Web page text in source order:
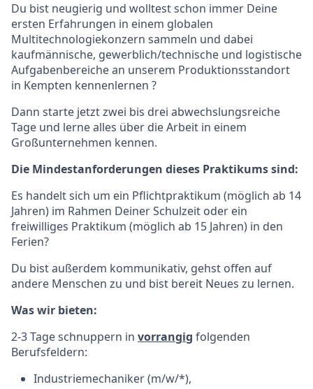
Du bist neugierig und wolltest schon immer Deine
ersten Erfahrungen in einem globalen
Multitechnologiekonzern sammeln und dabei
kaufmännische, gewerblich/technische und logistische
Aufgabenbereiche an unserem Produktionsstandort
in Kempten kennenlernen ?
Dann starte jetzt zwei bis drei abwechslungsreiche
Tage und lerne alles über die Arbeit in einem
Großunternehmen kennen.
Die Mindestanforderungen dieses Praktikums sind:
Es handelt sich um ein Pflichtpraktikum (möglich ab 14
Jahren) im Rahmen Deiner Schulzeit oder ein
freiwilliges Praktikum (möglich ab 15 Jahren) in den
Ferien?
Du bist außerdem kommunikativ, gehst offen auf
andere Menschen zu und bist bereit Neues zu lernen.
Was wir bieten:
2-3 Tage schnuppern in vorrangig folgenden
Berufsfeldern:
Industriemechaniker (m/w/*),